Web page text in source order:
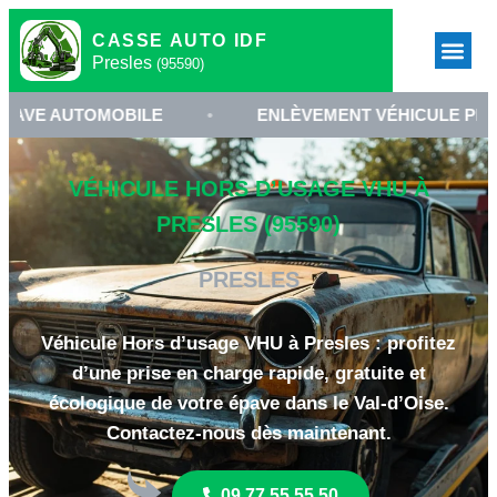
CASSE AUTO IDF
Presles (95590)
• ENLÈVEMENT VÉHICULE PRESLES
VÉHICULE HORS D’USAGE VHU À
PRESLES (95590)
PRESLES
Véhicule Hors d’usage VHU à Presles : profitez
d’une prise en charge rapide, gratuite et
écologique de votre épave dans le Val-d’Oise.
Contactez-nous dès maintenant.